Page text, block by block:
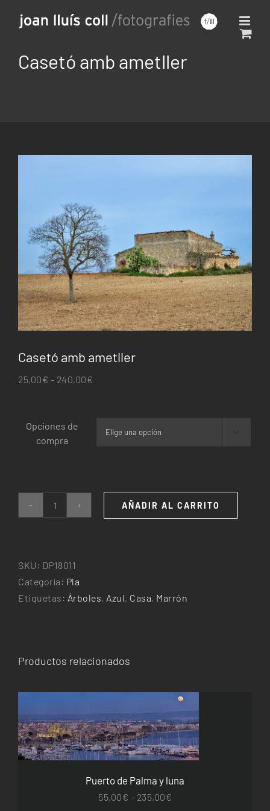
Casetó amb ametller
Casetó amb ametller
25,00€ - 240,00€
desde
25,00€
Opciones de
compra
Casetó
cantidad
AÑADIR AL CARRITO
SKU: DP18011
Categoría: Pla
Etiquetas: Árboles, Azul, Casa, Marrón
Productos relacionados
SELECCIONAR OPCIONESESTE
PRODUCTO
TIENE
MÚLTIPLES
LAS
OPCIONES
/ DETALLES
Puerto de Palma y luna
55,00€ - 235,00€